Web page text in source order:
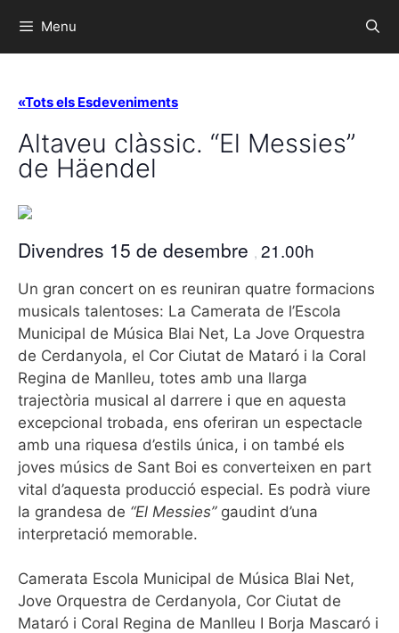
Menu
«Tots els Esdeveniments
Altaveu clàssic. “El Messies”
de Häendel
Divendres 15 de desembre , 21.00h
Un gran concert on es reuniran quatre formacions
musicals talentoses: La Camerata de l’Escola
Municipal de Música Blai Net, La Jove Orquestra
de Cerdanyola, el Cor Ciutat de Mataró i la Coral
Regina de Manlleu, totes amb una llarga
trajectòria musical al darrere i que en aquesta
excepcional trobada, ens oferiran un espectacle
amb una riquesa d’estils única, i on també els
joves músics de Sant Boi es converteixen en part
vital d’aquesta producció especial. Es podrà viure
la grandesa de “El Messies”gaudint d’una
interpretació memorable.
Camerata Escola Municipal de Música Blai Net,
Jove Orquestra de Cerdanyola, Cor Ciutat de
Mataró i Coral Regina de Manlleu I Borja Mascaró i